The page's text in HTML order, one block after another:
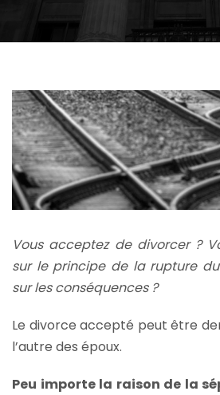
Vous acceptez de divorcer ?
sur le principe de la rupture
sur les conséquences ?
Le divorce accepté peut être
l’autre des époux.
Peu importe la raison de la